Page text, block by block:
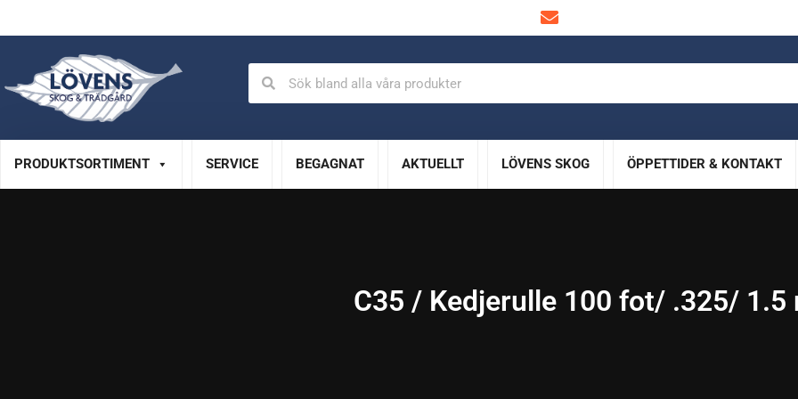
PRODUKTSORTIMENT SERVICE BEGAGNAT AKTUELLT LÖVENS SKOG ÖPPETTIDER & KONTAKT
C35 / Kedjerulle 100 fot/ .325/ 1.5